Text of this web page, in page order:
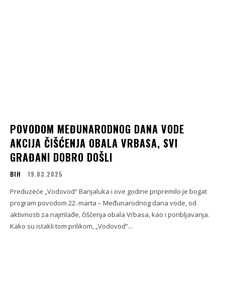
POVODOM MEĐUNARODNOG DANA VODE
AKCIJA ČIŠĆENJA OBALA VRBASA, SVI
GRAĐANI DOBRO DOŠLI
BIH 19.03.2025
Preduzeće „Vodovod“ Banjaluka i ove godine pripremilo je bogat
program povodom 22. marta – Međunarodnog dana vode, od
aktivnosti za najmlađe, čišćenja obala Vrbasa, kao i poribljavanja.
Kako su istakli tom prilikom, „Vodovod”...